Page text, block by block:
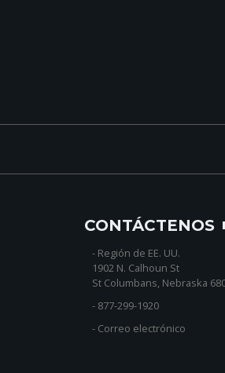
CONTÁCTENOS
- Región de EE. UU.
1902 N. Calhoun St
St Columbans, Nebraska
- 877-299-1920
- Correo electrónico